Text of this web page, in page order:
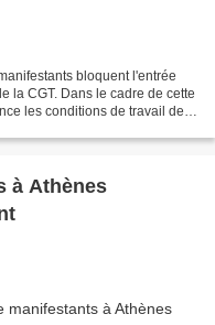
bloquent l'entrée
la CGT. Dans le cadre de cette
les conditions de travail des
à Athènes